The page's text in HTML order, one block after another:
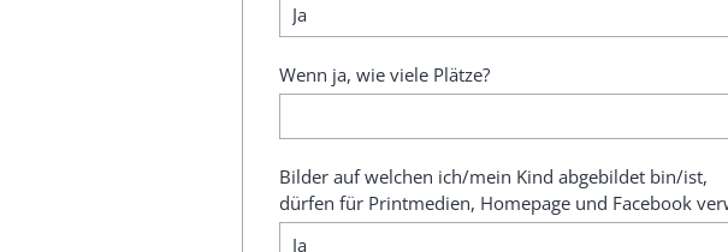
Wenn ja, wie viele Plätze?
Bilder auf welchen ich/mein Kind abgebildet bin/ist,
dürfen für Printmedien, Homepage und Facebook